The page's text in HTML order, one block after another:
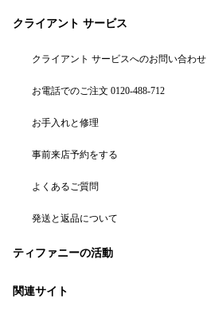
クライアント サービス
クライアント サービスへのお問い合わせ
お電話でのご注文 0120-488-712
お手入れと修理
事前来店予約をする
よくあるご質問
発送と返品について
ティファニーの活動
関連サイト